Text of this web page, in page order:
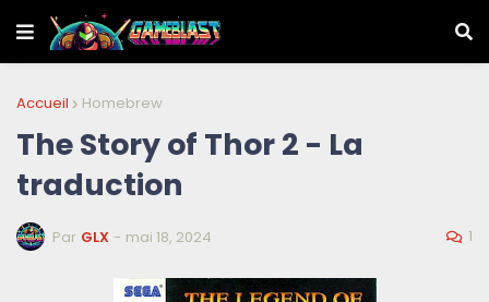
Accueil Homebrew
The Story of Thor 2 - La
traduction
Par GLX - mai 18, 2024 1